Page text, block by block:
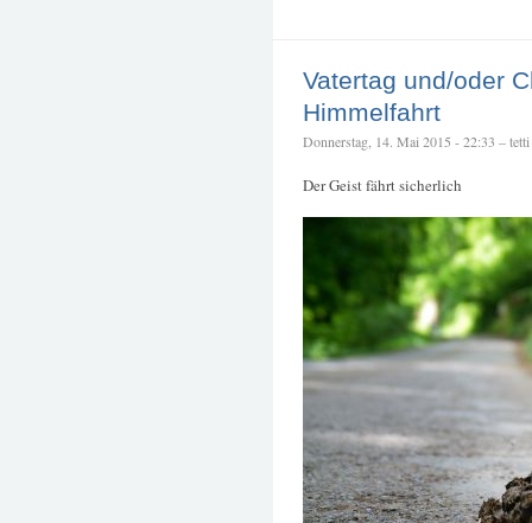
Vatertag und/oder
Himmelfahrt
Donnerstag, 14. Mai 2015 - 22:33 – tetti
Der Geist fährt sicherlich